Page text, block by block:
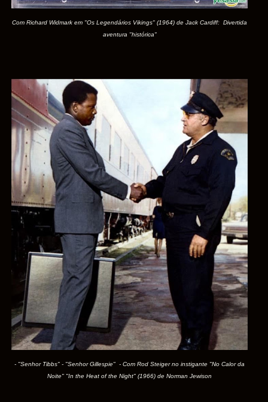
Com Richard Widmark em "Os Legendários Vikings" (1964) de Jack Cardiff: Divertida
aventura "histórica"
- "Senhor Tibbs" - "Senhor Gillespie" - Com Rod Steiger no instigante "No Calor da
Noite" "In the Heat of the Night" (1966) de Norman Jewison